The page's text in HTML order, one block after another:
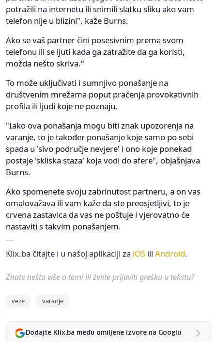
potražili na internetu ili snimili slatku sliku ako vam
telefon nije u blizini", kaže Burns.
Ako se vaš partner čini posesivnim prema svom
telefonu ili se ljuti kada ga zatražite da ga koristi,
možda nešto skriva.“
To može uključivati ​​i sumnjivo ponašanje na
društvenim mrežama poput praćenja provokativnih
profila ili ljudi koje ne poznaju.
"Iako ova ponašanja mogu biti znak upozorenja na
varanje, to je također ponašanje koje samo po sebi
spada u 'sivo područje nevjere' i ono koje ponekad
postaje 'skliska staza' koja vodi do afere", objašnjava
Burns.
Ako spomenete svoju zabrinutost partneru, a on vas
omalovažava ili vam kaže da ste preosjetljivi, to je
crvena zastavica da vas ne poštuje i vjerovatno će
nastaviti s takvim ponašanjem.
Klix.ba čitajte i u našoj aplikaciji za iOS ili Android.
Znate nešto više o temi ili želite prijaviti grešku u tekstu?
veze varanje
Dodajte Klix.ba među omiljene izvore na Googlu